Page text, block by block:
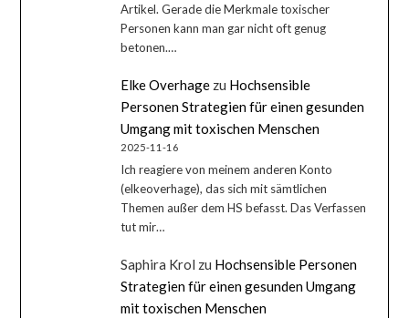
Artikel. Gerade die Merkmale toxischer
Personen kann man gar nicht oft genug
betonen.…
Elke Overhage zu Hochsensible
Personen Strategien für einen gesunden
Umgang mit toxischen Menschen
2025-11-16
Ich reagiere von meinem anderen Konto
(elkeoverhage), das sich mit sämtlichen
Themen außer dem HS befasst. Das Verfassen
tut mir…
Saphira Krol zu Hochsensible Personen
Strategien für einen gesunden Umgang
mit toxischen Menschen